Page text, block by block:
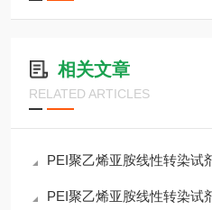
相关文章
RELATED ARTICLES
PEI聚乙烯亚胺线性转染试
PEI聚乙烯亚胺线性转染试